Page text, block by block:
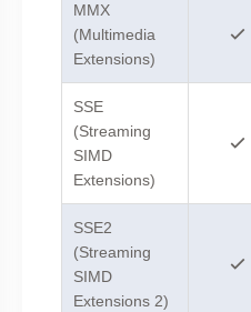
MMX
(Multimedia
Extensions)
SSE
(Streaming
SIMD
Extensions)
SSE2
(Streaming
SIMD
Extensions 2)